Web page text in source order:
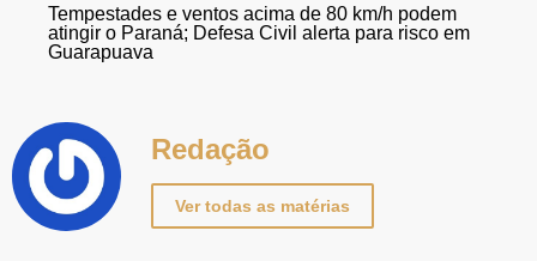
Tempestades e ventos acima de 80 km/h podem
atingir o Paraná; Defesa Civil alerta para risco em
Guarapuava
Redação
Ver todas as matérias